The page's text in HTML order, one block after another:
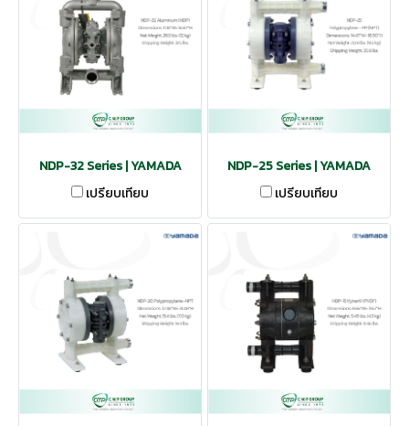
NDP-32 Series | YAMADA
เปรียบเทียบ
NDP-25 Series | YAMADA
เปรียบเทียบ